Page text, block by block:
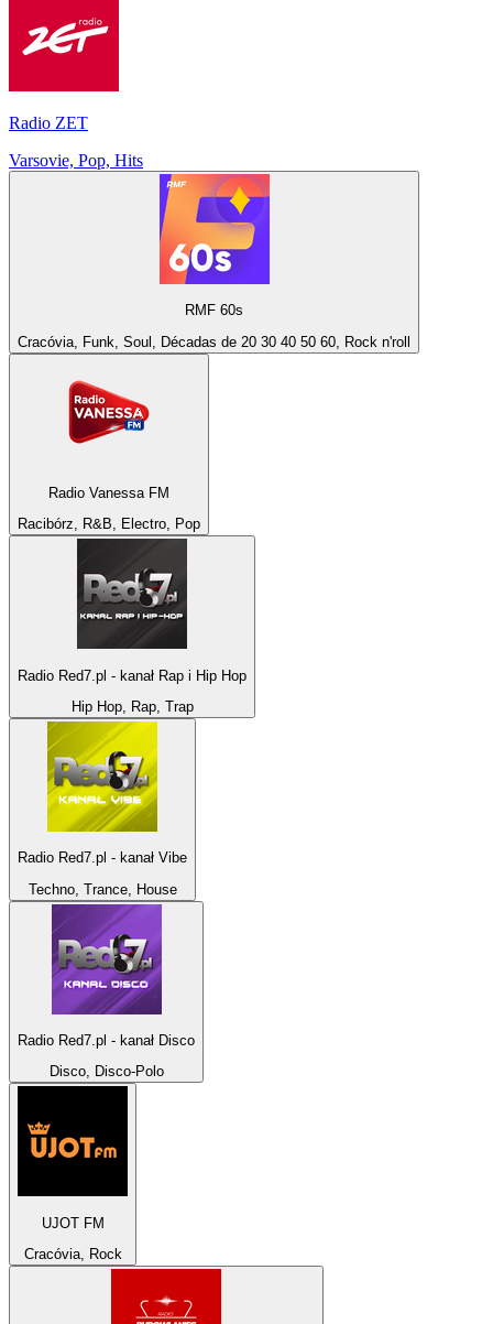
Radio ZET
Varsovie, Pop, Hits
RMF 60s
Cracóvia, Funk, Soul, Décadas de 20 30 40 50 60, Rock n'roll
Radio Vanessa FM
Racibórz, R&B, Electro, Pop
Radio Red7.pl - kanał Rap i Hip Hop
Hip Hop, Rap, Trap
Radio Red7.pl - kanał Vibe
Techno, Trance, House
Radio Red7.pl - kanał Disco
Disco, Disco-Polo
UJOT FM
Cracóvia, Rock